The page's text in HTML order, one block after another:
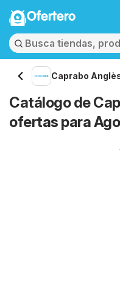
Ofertero
Caprabo
Catálogo de
ofertas para